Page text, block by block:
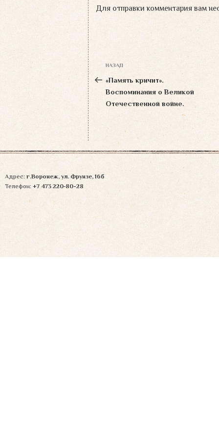
Для отправки комментария вам
Навигация
по
записям
Предыдущая
запись:
НАЗАД
«Память кричит».
Воспоминания о Великой
Отечественной войне.
Адрес: г.Воронеж, ул. Фрунзе, 16б
Телефон: +7 473 220‑80-28